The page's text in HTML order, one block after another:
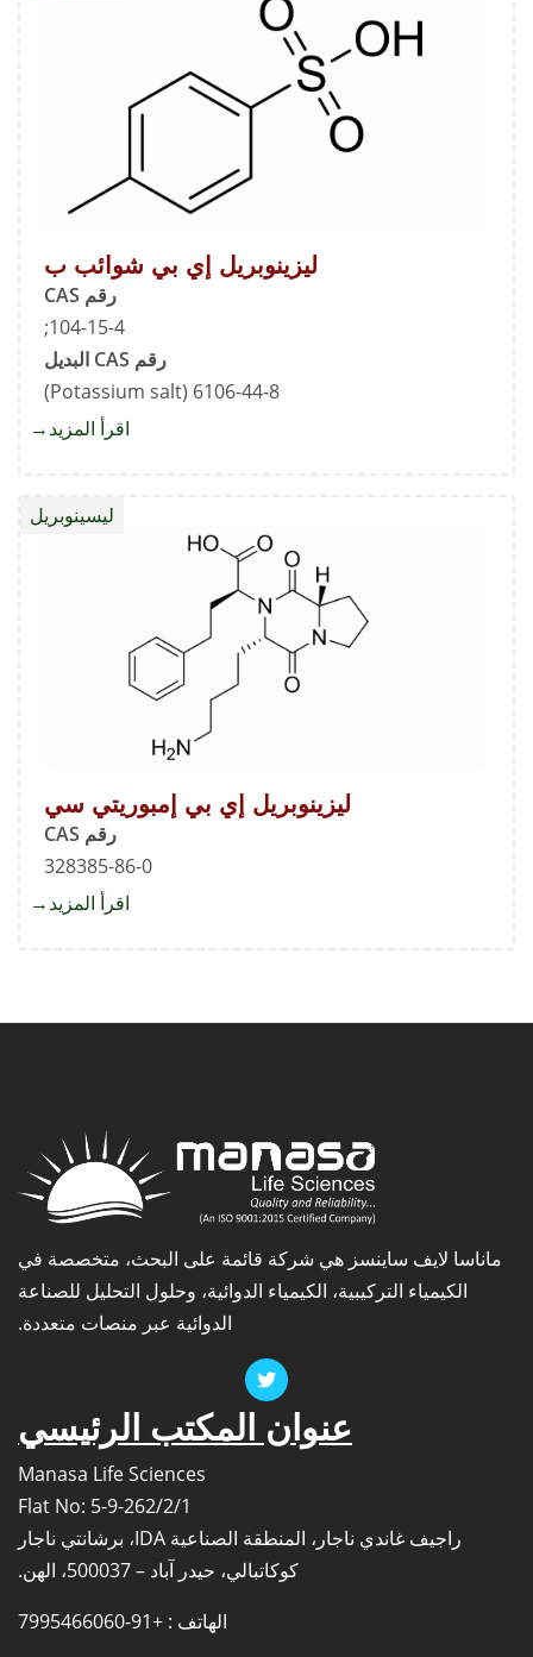
ليزينوبريل إي بي شوائب ب
رقم CAS
104-15-4;
رقم CAS البديل
6106-44-8 (Potassium salt)
اقرأ المزيد
بي
ليزينوبريل إي بي إمبوريتي سي
رقم CAS
328385-86-0
ليسينوبريل
اقرأ المزيد
ماناسا لايف ساينسز هي شركة قائمة على البحث، متخصصة في
الكيمياء التركيبية، الكيمياء الدوائية، وحلول التحليل للصناعة
الدوائية عبر منصات متعددة.
عنوان المكتب الرئيسي
Manasa Life Sciences
Flat No: 5-9-262/2/1
راجيف غاندي ناجار، المنطقة الصناعية IDA، برشانتي ناجار
كوكاتبالي، حيدر آباد – 500037، الهن.
الهاتف : +91-7995466060